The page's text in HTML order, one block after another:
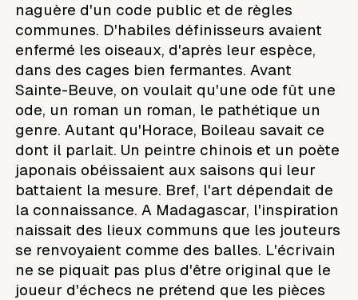
naguère d'un code public et de règles
communes. D'habiles définisseurs avaient
enfermé les oiseaux, d'après leur espèce,
dans des cages bien fermantes. Avant
Sainte-Beuve, on voulait qu'une ode fût une
ode, un roman un roman, le pathétique un
genre. Autant qu'Horace, Boileau savait ce
dont il parlait. Un peintre chinois et un poète
japonais obéissaient aux saisons qui leur
battaient la mesure. Bref, l'art dépendait de
la connaissance. A Madagascar, l'inspiration
naissait des lieux communs que les jouteurs
se renvoyaient comme des balles. L'écrivain
ne se piquait pas plus d'être original que le
joueur d'échecs ne prétend que les pièces